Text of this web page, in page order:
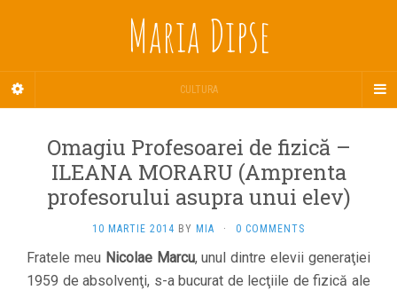
Maria Dipse
CULTURA
Omagiu Profesoarei de fizică –
ILEANA MORARU (Amprenta
profesorului asupra unui elev)
10 MARTIE 2014 BY MIA · 0 COMMENTS
Fratele meu Nicolae Marcu, unul dintre elevii generaţiei
1959 de absolvenţi, s-a bucurat de lecţiile de fizică ale